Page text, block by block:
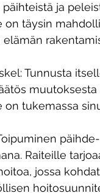
ja
on täysin
Tunnusta
tukemassa
Raiteille
jossa